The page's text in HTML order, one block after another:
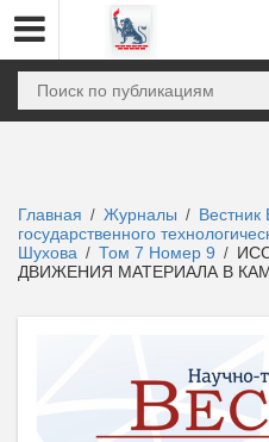
Главная / Журналы / Вестник
государственного
Шухова / Том 7 Номер 9 /
ДВИЖЕНИЯ МАТЕРИАЛА В